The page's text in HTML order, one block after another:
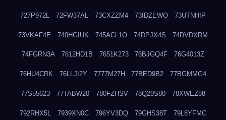
727P972L 72FW37AL 73CXZZM4 73IDZEWO 73UTNHIP
73VKAF4E 740HGIUK 745ACL1O 74DPJX4S 74DVDXRM
74FGRN3A 7612HD1B 7651K273 76BJGQ4F 76G4013Z
76HU4CRK 76LLJI2Y 7777M27H 77BED9B2 77BGMMG4
77S55623 77TABW20 780FZHSV 78Q29S80 78XWEZ88
792RHX5L 7939XN0C 796YV3DQ 79GHS38T 79L8YFMC